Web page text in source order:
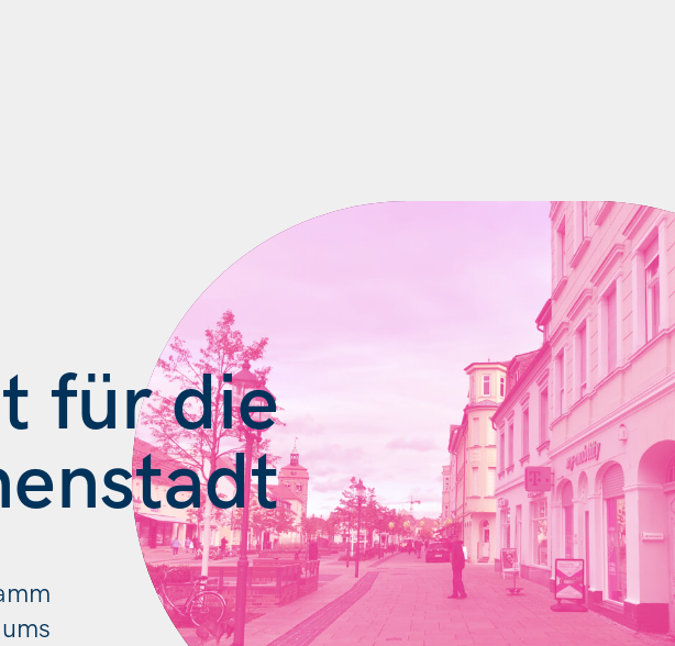
für die